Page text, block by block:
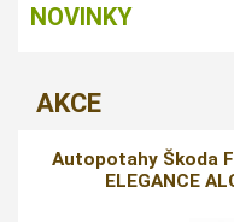
NOVINKY
AKCE
Autopotahy Škoda
ELEGANCE